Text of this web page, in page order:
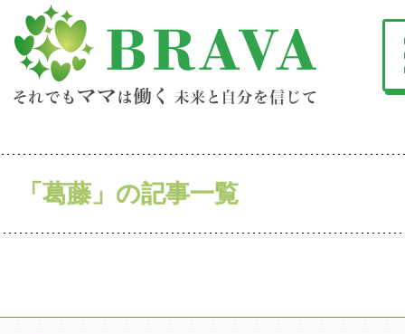
「葛藤」の記事一覧